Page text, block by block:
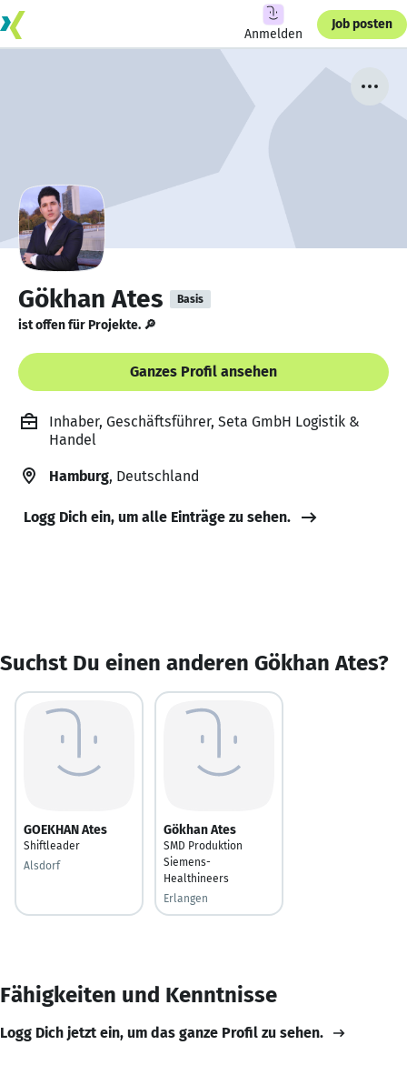
Anmelden
Job posten
Gökhan Ates Basis
ist offen für Projekte. 🔎
Ganzes Profil ansehen
Inhaber, Geschäftsführer, Seta GmbH Logistik &
Handel
Hamburg, Deutschland
Logg Dich ein, um alle Einträge zu sehen.
Suchst Du einen anderen Gökhan Ates?
GOEKHAN Ates
Shiftleader
Alsdorf
Gökhan Ates
SMD Produktion
Siemens-
Healthineers
Erlangen
Fähigkeiten und Kenntnisse
Logg Dich jetzt ein, um das ganze Profil zu sehen.